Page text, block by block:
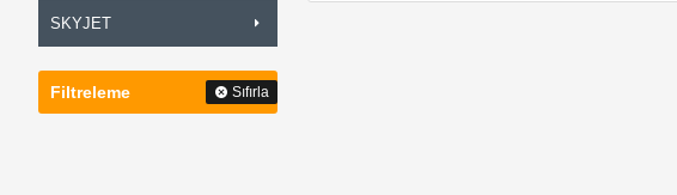
SKYJET
Filtreleme Sıfırla